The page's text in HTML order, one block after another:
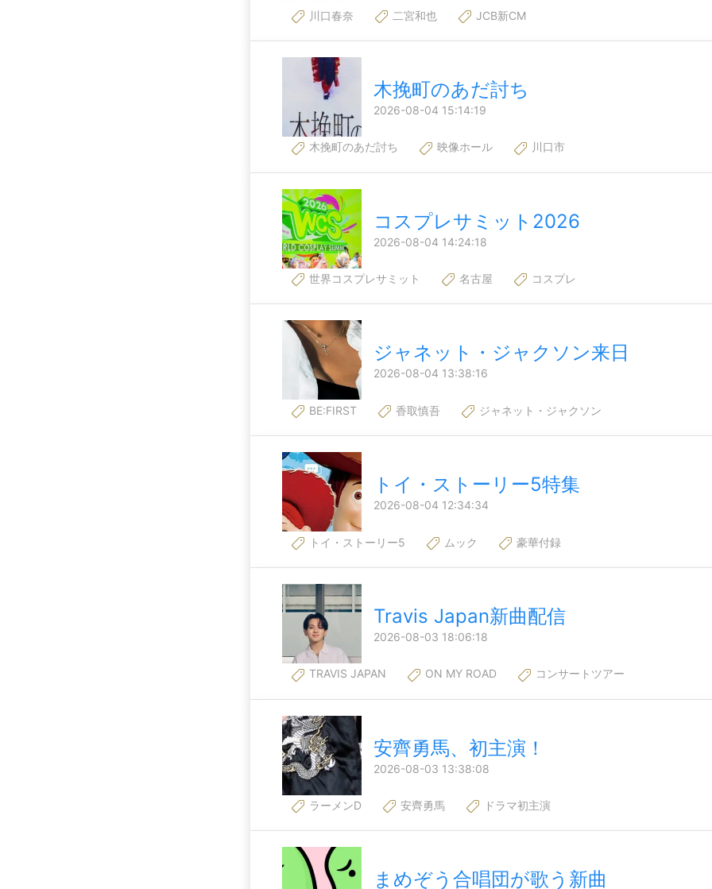
川口春奈 二宮和也 JCB新CM
木挽町のあだ討ち
2026-08-04 15:14:19
木挽町のあだ討ち 映像ホール 川口市
コスプレサミット2026
2026-08-04 14:24:18
世界コスプレサミット 名古屋 コスプレ
ジャネット・ジャクソン来日
2026-08-04 13:38:16
BE:FIRST 香取慎吾 ジャネット・ジャクソン
トイ・ストーリー5特集
2026-08-04 12:34:34
トイ・ストーリー5 ムック 豪華付録
Travis Japan新曲配信
2026-08-03 18:06:18
TRAVIS JAPAN ON MY ROAD コンサートツアー
安齊勇馬、初主演！
2026-08-03 13:38:08
ラーメンD 安齊勇馬 ドラマ初主演
まめぞう合唱団が歌う新曲